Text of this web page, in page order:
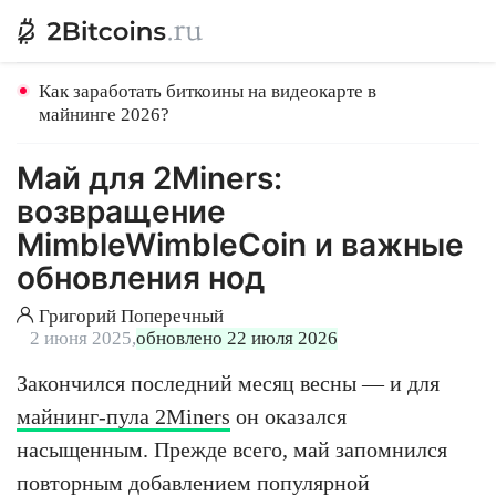
Как заработать биткоины на видеокарте в
майнинге 2026?
Май для 2Miners:
возвращение
MimbleWimbleCoin и важные
обновления нод
Григорий Поперечный
2 июня 2025,обновлено 22 июля 2026
Закончился последний месяц весны — и для
майнинг-пула 2Miners он оказался
насыщенным. Прежде всего, май запомнился
повторным добавлением популярной